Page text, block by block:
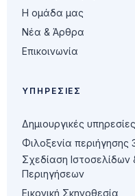
Η ομάδα μας
Νέα & Άρθρα
Επικοινωνία
ΥΠΗΡΕΣΊΕΣ
Δημιουργικές
Φιλοξενία περιήγησης
Σχεδίαση
Περιηγήσεων
Εικονική Σκηνοθεσία